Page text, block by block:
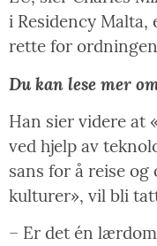
i Residency Malta,
rette for
Du kan lese mer
Han sier videre at
ved hjelp av
sans for å reise og
kulturer», vil bli
– Er det én